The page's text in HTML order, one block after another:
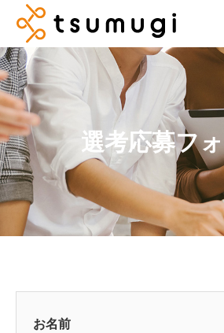
選考応募フ
お名前